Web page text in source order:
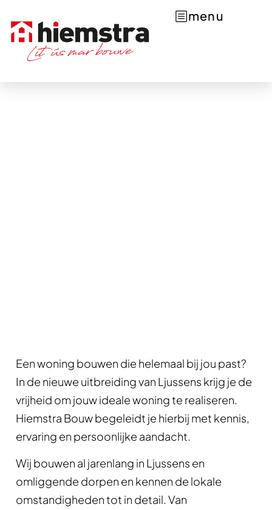
menu
Een woning bouwen die helemaal bij jou past?
In de nieuwe uitbreiding van Ljussens krijg je de
vrijheid om jouw ideale woning te realiseren.
Hiemstra Bouw begeleidt je hierbij met kennis,
ervaring en persoonlijke aandacht.
Wij bouwen al jarenlang in Ljussens en
omliggende dorpen en kennen de lokale
omstandigheden tot in detail. Van